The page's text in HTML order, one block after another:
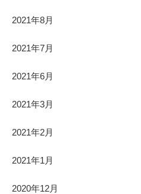
2021年8月
2021年7月
2021年6月
2021年3月
2021年2月
2021年1月
2020年12月